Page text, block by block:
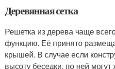
Деревянная сетка
Решетка из дерева чаще
функцию. Её принято
крышей. В случае если
высоту беседки, по ней